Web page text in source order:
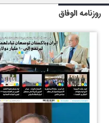
روزنامه الوفاق